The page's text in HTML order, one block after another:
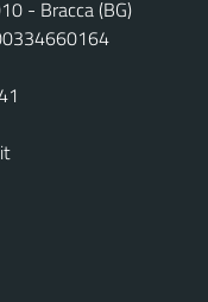
- Bracca (BG)